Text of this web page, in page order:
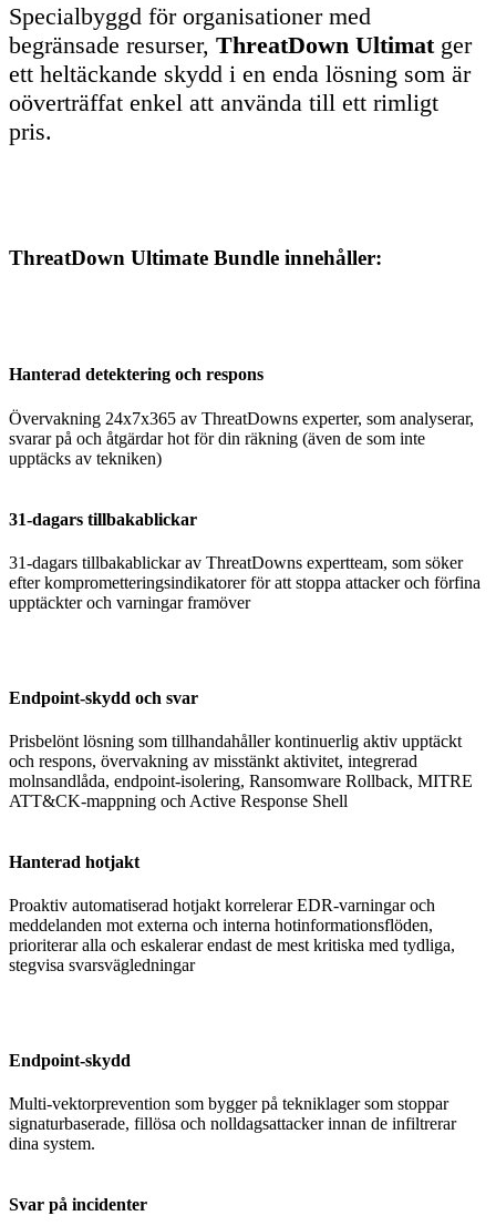
Specialbyggd för organisationer med
begränsade resurser, ThreatDown Ultimat ger
ett heltäckande skydd i en enda lösning som är
oöverträffat enkel att använda till ett rimligt
pris.
ThreatDown Ultimate Bundle innehåller:
Hanterad detektering och respons
Övervakning 24x7x365 av ThreatDowns experter, som analyserar,
svarar på och åtgärdar hot för din räkning (även de som inte
upptäcks av tekniken)
31-dagars tillbakablickar
31-dagars tillbakablickar av ThreatDowns expertteam, som söker
efter komprometteringsindikatorer för att stoppa attacker och förfina
upptäckter och varningar framöver
Endpoint-skydd och svar
Prisbelönt lösning som tillhandahåller kontinuerlig aktiv upptäckt
och respons, övervakning av misstänkt aktivitet, integrerad
molnsandlåda, endpoint-isolering, Ransomware Rollback, MITRE
ATT&CK-mappning och Active Response Shell
Hanterad hotjakt
Proaktiv automatiserad hotjakt korrelerar EDR-varningar och
meddelanden mot externa och interna hotinformationsflöden,
prioriterar alla och eskalerar endast de mest kritiska med tydliga,
stegvisa svarsvägledningar
Endpoint-skydd
Multi-vektorprevention som bygger på tekniklager som stoppar
signaturbaserade, fillösa och nolldagsattacker innan de infiltrerar
dina system.
Svar på incidenter